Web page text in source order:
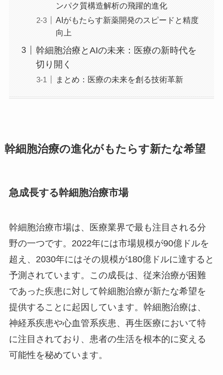
ンパク質構造解析の飛躍的進化
AIがもたらす新薬開発のスピードと精度
向上
幹細胞治療とAIの未来：医療の新時代を
切り開く
まとめ：医療の未来を創る技術革新
幹細胞治療の進化がもたらす新たな希望
急成長する幹細胞治療市場
幹細胞治療市場は、医療業界で最も注目される分
野の一つです。2022年には市場規模が90億ドルを
超え、2030年にはその規模が180億ドルに達すると
予測されています。この成長は、従来治療が困難
であった疾患に対して幹細胞治療が新たな希望を
提供することに起因しています。幹細胞治療は、
神経系疾患や心血管系疾患、再生医療において特
に注目されており、患者の生活を根本的に変える
可能性を秘めています。